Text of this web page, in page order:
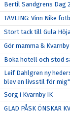
Bertil Sandgrens Dag
TÄVLING: Vinn Nike
Stort tack till Gula
Gör mamma &
Boka hotell och stöd
Leif Dahlgren ny
blev en livsstil för mig"
Sorg i Kvarnby IK
GLAD PÅSK ÖNSKAR